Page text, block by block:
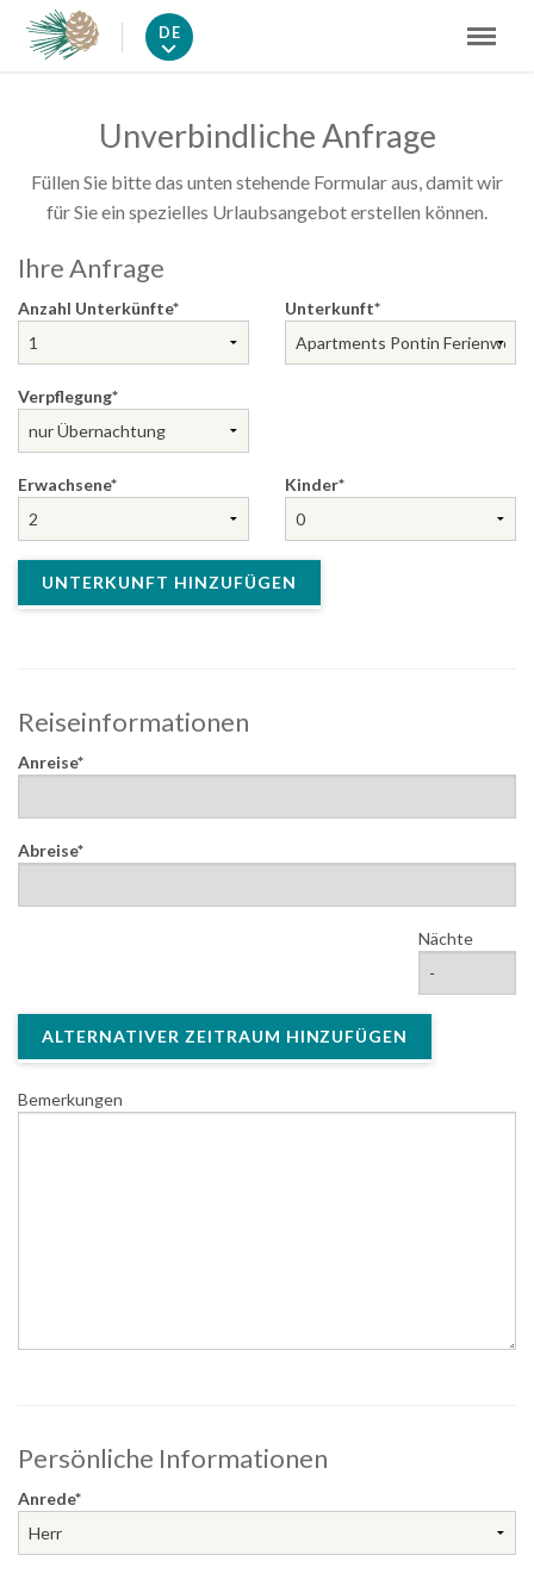
DE
Unverbindliche Anfrage
Füllen Sie bitte das unten stehende Formular aus, damit wir
für Sie ein spezielles Urlaubsangebot erstellen können.
Ihre Anfrage
Anzahl Unterkünfte Unterkunft
Verpflegung
Erwachsene Kinder
UNTERKUNFT HINZUFÜGEN
Reiseinformationen
Anreise
Abreise
Nächte
ALTERNATIVER ZEITRAUM HINZUFÜGEN
Bemerkungen
Persönliche Informationen
Anrede